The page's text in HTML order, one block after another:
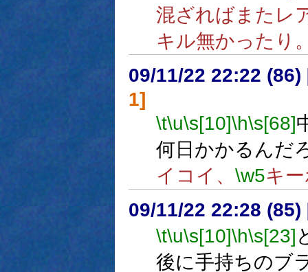
混ざればまたレ
キル無かったり
09/11/22 22:22 (86)
1]
\t\u\s[10]\h\s[68]
何日かかるんだ
イコイ、 \w5キ
09/11/22 22:28 (85)
\t\u\s[10]\h\s[23]
後に手持ちのブ